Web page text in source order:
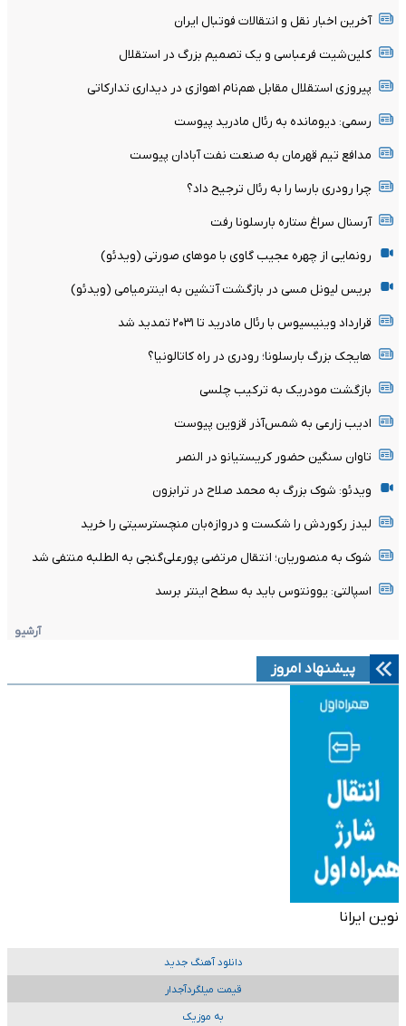
آخرین اخبار نقل و انتقالات فوتبال ایران
کلین‌شیت فرعباسی و یک تصمیم بزرگ در استقلال
پیروزی استقلال مقابل هم‌نام اهوازی در دیداری تدارکاتی
رسمی: دیومانده به رئال مادرید پیوست
مدافع تیم قهرمان به صنعت نفت آبادان پیوست
چرا رودری بارسا را به رئال ترجیح داد؟
آرسنال سراغ ستاره بارسلونا رفت
رونمایی از چهره عجیب گاوی با موهای صورتی (ویدئو)
بریس لیونل مسی در بازگشت آتشین به اینترمیامی (ویدئو)
قرارداد وینیسیوس با رئال مادرید تا ۲۰۳۱ تمدید شد
هایجک بزرگ بارسلونا؛ رودری در راه کاتالونیا؟
بازگشت مودریک به ترکیب چلسی
ادیب زارعی به شمس‌آذر قزوین پیوست
تاوان سنگین حضور کریستیانو در النصر
ویدئو: شوک بزرگ به محمد صلاح در ترابزون
لیدز رکوردش را شکست و دروازه‌بان منچسترسیتی را خرید
شوک به منصوریان؛ انتقال مرتضی پورعلی‌گنجی به الطلبه منتفی شد
اسپالتی: یوونتوس باید به سطح اینتر برسد
آرشیو
پیشنهاد امروز
نوین ایرانا
دانلود آهنگ جدید
قیمت میلگردآجدار
به موزیک